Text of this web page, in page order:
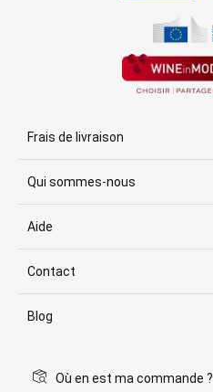
Frais de livraison
Qui sommes-nous
Aide
Contact
Blog
Où en est ma commande ?